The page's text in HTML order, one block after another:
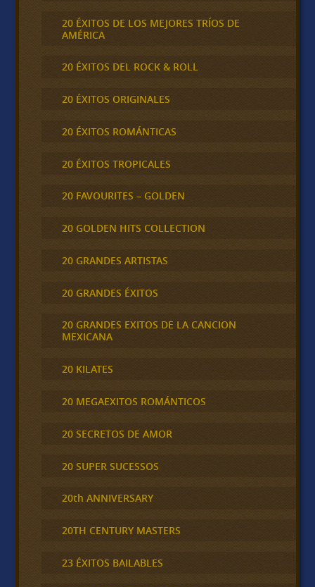
20 ÉXITOS DE LOS MEJORES TRÍOS DE
AMÉRICA
20 ÉXITOS DEL ROCK & ROLL
20 ÉXITOS ORIGINALES
20 ÉXITOS ROMÁNTICAS
20 ÉXITOS TROPICALES
20 FAVOURITES – GOLDEN
20 GOLDEN HITS COLLECTION
20 GRANDES ARTISTAS
20 GRANDES ÉXITOS
20 GRANDES EXITOS DE LA CANCION
MEXICANA
20 KILATES
20 MEGAEXITOS ROMÁNTICOS
20 SECRETOS DE AMOR
20 SUPER SUCESSOS
20th ANNIVERSARY
20TH CENTURY MASTERS
23 ÉXITOS BAILABLES